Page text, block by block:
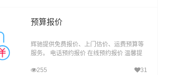
预算报价
辉驰提供免费报价、上门估价、运费预算等
服务。 电话预约报价 在线预约报价 温馨提
请以客服实际报价单为准。2、报价具有时
255 31